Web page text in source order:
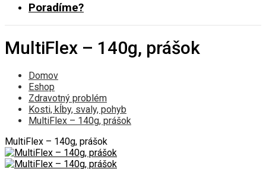
Poradíme?
MultiFlex – 140g, prášok
Domov
Eshop
Zdravotný problém
Kosti, kĺby, svaly, pohyb
MultiFlex – 140g, prášok
MultiFlex – 140g, prášok